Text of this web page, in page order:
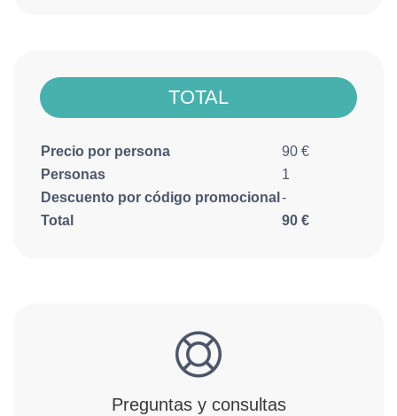
TOTAL
Precio por persona
90
Personas
1
Descuento por código promocional -
Total
90
Preguntas y consultas